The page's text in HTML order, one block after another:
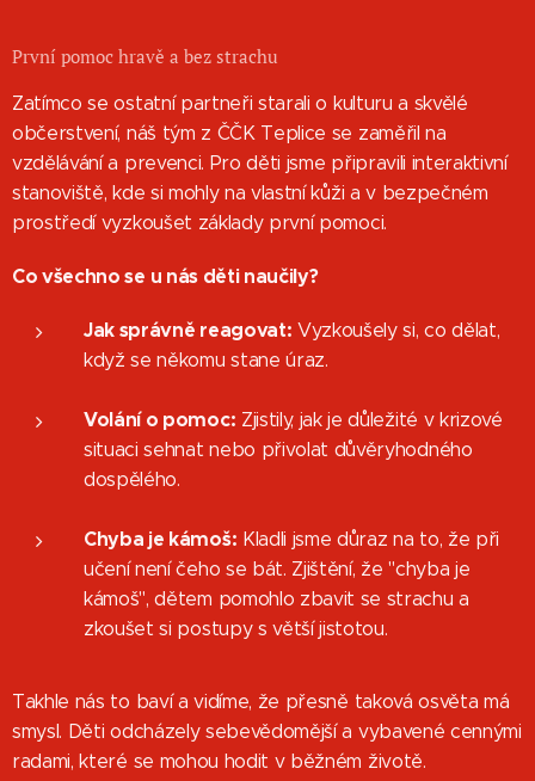
První pomoc hravě a bez strachu
Zatímco se ostatní partneři starali o kulturu a skvělé
občerstvení, náš tým z ČČK Teplice se zaměřil na
vzdělávání a prevenci. Pro děti jsme připravili interaktivní
stanoviště, kde si mohly na vlastní kůži a v bezpečném
prostředí vyzkoušet základy první pomoci.
Co všechno se u nás děti naučily?
Jak správně reagovat: Vyzkoušely si, co dělat,
když se někomu stane úraz.
Volání o pomoc: Zjistily, jak je důležité v krizové
situaci sehnat nebo přivolat důvěryhodného
dospělého.
Chyba je kámoš: Kladli jsme důraz na to, že při
učení není čeho se bát. Zjištění, že "chyba je
kámoš", dětem pomohlo zbavit se strachu a
zkoušet si postupy s větší jistotou.
Takhle nás to baví a vidíme, že přesně taková osvěta má
smysl. Děti odcházely sebevědomější a vybavené cennými
radami, které se mohou hodit v běžném životě.